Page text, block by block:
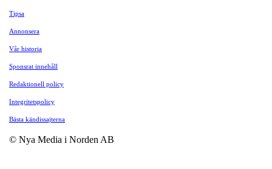
Tipsa
Annonsera
Vår historia
Sponsrat innehåll
Redaktionell policy
Integritetspolicy
Bästa kändissajterna
© Nya Media i Norden AB